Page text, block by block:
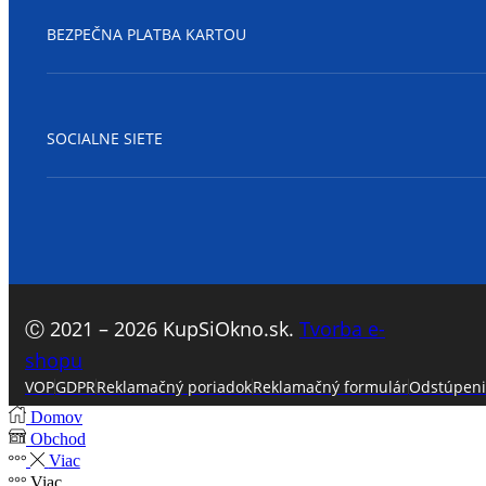
BEZPEČNA PLATBA KARTOU
SOCIALNE SIETE
Ⓒ 2021 – 2026 KupSiOkno.sk. Tvorba e-
shopu
VOPGDPRReklamačný poriadokReklamačný formulár
Domov
Obchod
Viac
Viac